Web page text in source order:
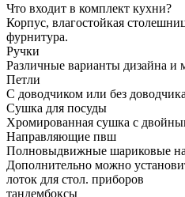
Что входит в комплект кухни?
Корпус, влагостойкая
фурнитура.
Ручки
Различные варианты дизайна и
Петли
С доводчиком или без
Сушка для посуды
Хромированная сушка с
Направляющие пвш
Полновыдвижные шариковые
Дополнительно можно
лоток для стол. приборов
тандембоксы